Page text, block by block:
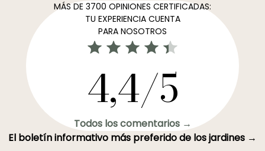
MÁS DE 3700 OPINIONES CERTIFICADAS:
TU EXPERIENCIA CUENTA
PARA NOSOTROS
4,4/5
Todos los comentarios →
El boletín informativo más preferido de los jardines →